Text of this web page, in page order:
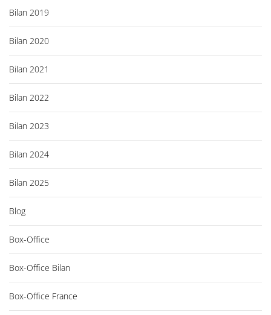
Bilan 2019
Bilan 2020
Bilan 2021
Bilan 2022
Bilan 2023
Bilan 2024
Bilan 2025
Blog
Box-Office
Box-Office Bilan
Box-Office France